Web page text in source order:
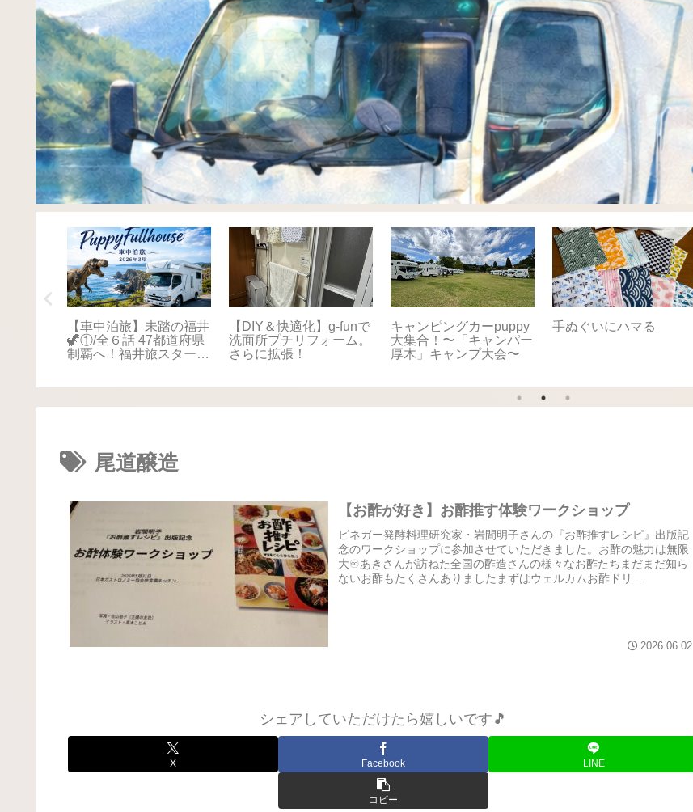
【車中泊旅】未踏の福井
🦖①/全６話 47都道府県
制覇へ！福井旅スタート
【DIY＆快適化】g-funで
洗面所プチリフォーム。
さらに拡張！
キャンピングカーpuppy
大集合！〜「キャンパー
厚木」キャンプ大会〜
手ぬぐいにハマる
尾道醸造
【お酢が好き】お酢推す体験ワークショップ
ビネガー発酵料理研究家・岩間明子さんの『お酢推すレシピ』出版記
念のワークショップに参加させていただきました。お酢の魅力は無限
大♾️あきさんが訪ねた全国の酢造さんの様々なお酢たちまだまだ知ら
ないお酢もたくさんありましたまずはウェルカムお酢ドリ...
2026.06.02
シェアしていただけたら嬉しいです🎵
X Facebook LINE
コピー